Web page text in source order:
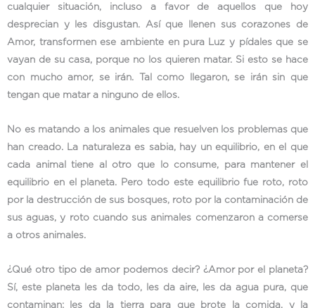
cualquier situación, incluso a favor de aquellos que hoy
desprecian y les disgustan. Así que llenen sus corazones de
Amor, transformen ese ambiente en pura Luz y pídales que se
vayan de su casa, porque no los quieren matar. Si esto se hace
con mucho amor, se irán. Tal como llegaron, se irán sin que
tengan que matar a ninguno de ellos.
No es matando a los animales que resuelven los problemas que
han creado. La naturaleza es sabia, hay un equilibrio, en el que
cada animal tiene al otro que lo consume, para mantener el
equilibrio en el planeta. Pero todo este equilibrio fue roto, roto
por la destrucción de sus bosques, roto por la contaminación de
sus aguas, y roto cuando sus animales comenzaron a comerse
a otros animales.
¿Qué otro tipo de amor podemos decir? ¿Amor por el planeta?
Sí, este planeta les da todo, les da aire, les da agua pura, que
contaminan; les da la tierra para que brote la comida, y la